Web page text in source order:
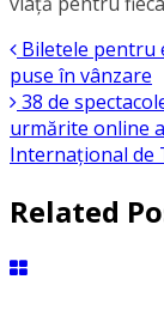
Biletele pentru
puse în vânzare
38 de
urmărite online
Internațional de
Related